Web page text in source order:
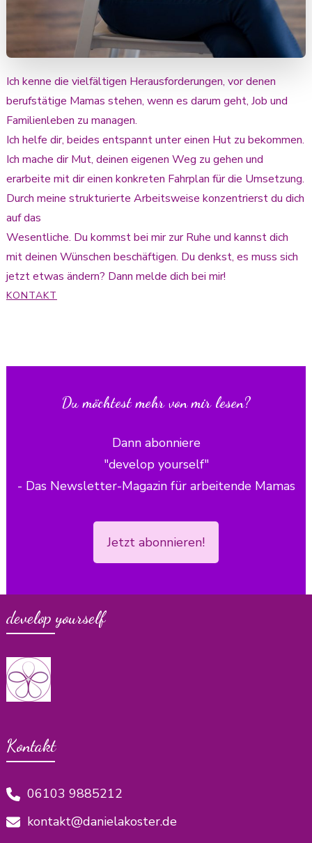
Ich kenne die vielfältigen Herausforderungen, vor denen
berufstätige Mamas stehen, wenn es darum geht, Job und
Familienleben zu managen.
Ich helfe dir, beides entspannt unter einen Hut zu bekommen.
Ich mache dir Mut, deinen eigenen Weg zu gehen und
erarbeite mit dir einen konkreten Fahrplan für die Umsetzung.
Durch meine strukturierte Arbeitsweise konzentrierst du dich
auf das
Wesentliche. Du kommst bei mir zur Ruhe und kannst dich
mit deinen Wünschen beschäftigen. Du denkst, es muss sich
jetzt etwas ändern? Dann melde dich bei mir!
KONTAKT
Du möchtest mehr von mir lesen?
Dann abonniere
"develop yourself"
- Das Newsletter-Magazin für arbeitende Mamas
Jetzt abonnieren!
develop yourself
Kontakt
06103 9885212
kontakt@danielakoster.de